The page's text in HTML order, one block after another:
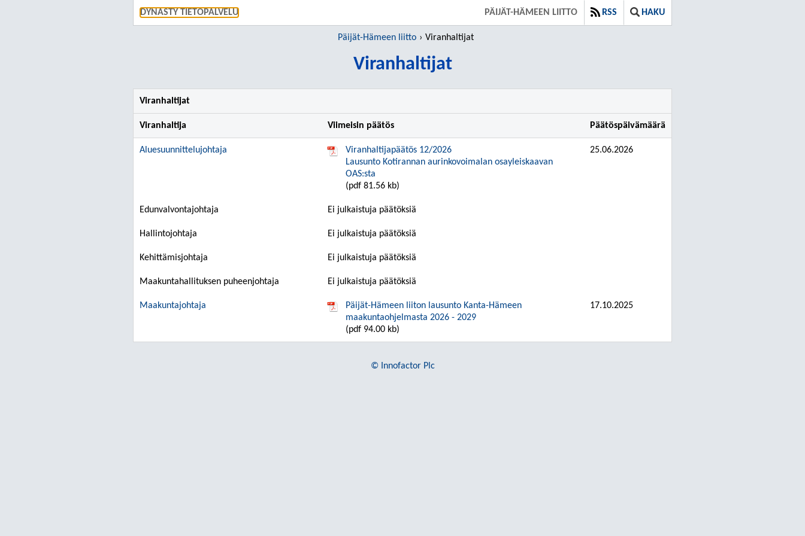
DYNASTY TIETOPALVELU PÄIJÄT-HÄMEEN LIITTO RSS HAKU
Päijät-Hämeen liitto Viranhaltijat
Viranhaltijat
Viranhaltijat
Viranhaltija Viimeisin päätös Päätöspäivämäärä
Aluesuunnittelujohtaja
Viranhaltijapäätös 12/2026
Lausunto Kotirannan aurinkovoimalan osayleiskaavan
OAS:sta
(pdf 81.56 kb)
25.06.2026
Edunvalvontajohtaja Ei julkaistuja päätöksiä
Hallintojohtaja Ei julkaistuja päätöksiä
Kehittämisjohtaja Ei julkaistuja päätöksiä
Maakuntahallituksen puheenjohtaja Ei julkaistuja päätöksiä
Maakuntajohtaja
Päijät-Hämeen liiton lausunto Kanta-Hämeen
maakuntaohjelmasta 2026 - 2029
(pdf 94.00 kb)
17.10.2025
© Innofactor Plc